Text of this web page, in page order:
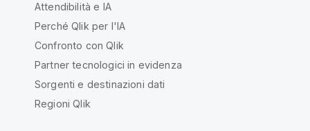
Attendibilità e IA
Perché Qlik per l'IA
Confronto con Qlik
Partner tecnologici in evidenza
Sorgenti e destinazioni dati
Regioni Qlik